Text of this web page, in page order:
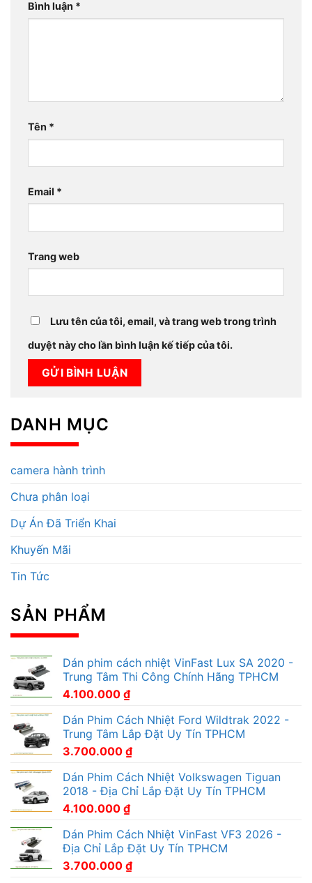
Bình luận *
Tên *
Email *
Trang web
Lưu tên của tôi, email, và trang web trong trình
duyệt này cho lần bình luận kế tiếp của tôi.
DANH MỤC
camera hành trình
Chưa phân loại
Dự Án Đã Triển Khai
Khuyến Mãi
Tin Tức
SẢN PHẨM
Dán phim cách nhiệt VinFast Lux SA 2020 -
Trung Tâm Thi Công Chính Hãng TPHCM
4.100.000 ₫
Dán Phim Cách Nhiệt Ford Wildtrak 2022 -
Trung Tâm Lắp Đặt Uy Tín TPHCM
3.700.000 ₫
Dán Phim Cách Nhiệt Volkswagen Tiguan
2018 - Địa Chỉ Lắp Đặt Uy Tín TPHCM
4.100.000 ₫
Dán Phim Cách Nhiệt VinFast VF3 2026 -
Địa Chỉ Lắp Đặt Uy Tín TPHCM
3.700.000 ₫